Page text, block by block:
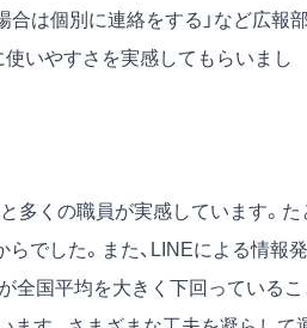
合は個別に連絡をする」など広報部
いやすさを実感してもらいまし
多くの職員が実感しています。た
でした。また、LINEによる情報発
全国平均を大きく下回っているこ